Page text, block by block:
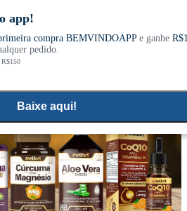
comemore com 0
app!
compra BEMVINDOAPPe ganhe
pedido.
R$150
Baixe aqui!
e Fitness